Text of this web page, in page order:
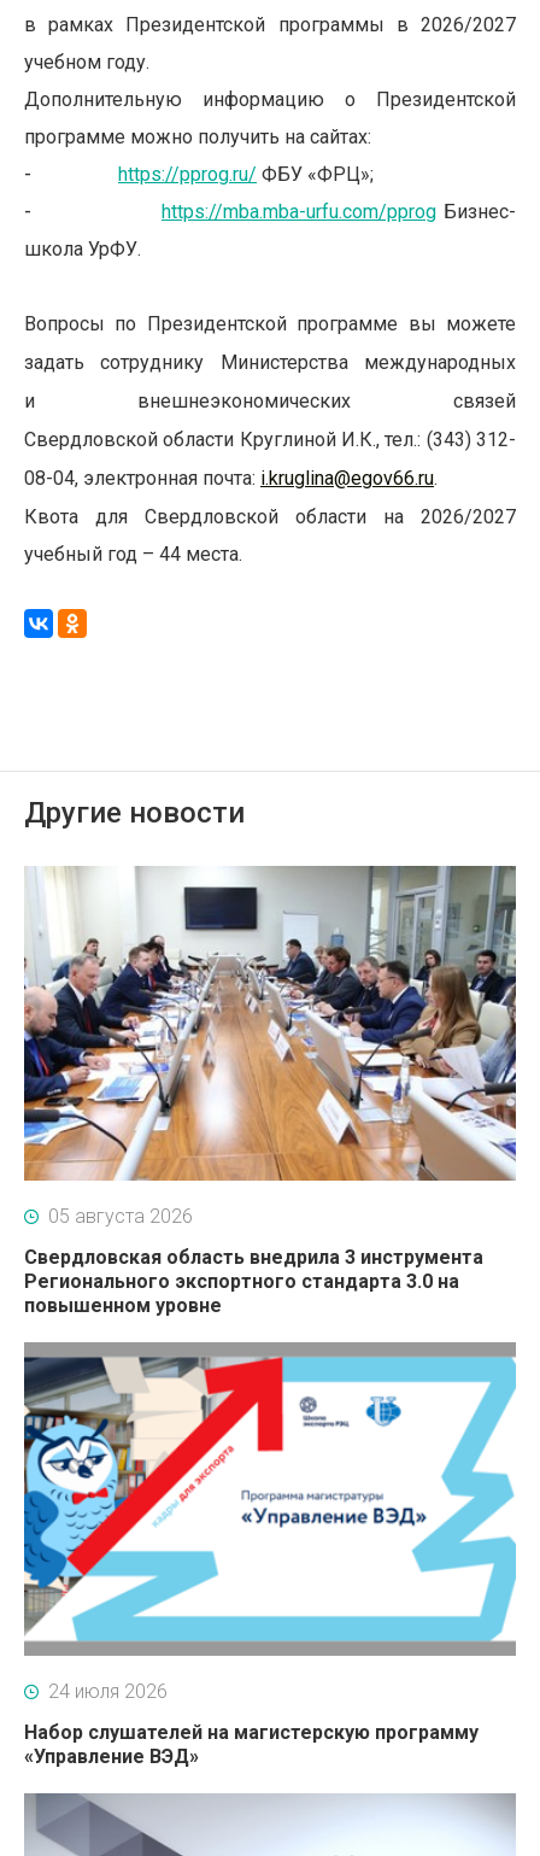
в рамках Президентской программы в 2026/2027
учебном году.
Дополнительную информацию о Президентской
программе можно получить на сайтах:
- https://pprog.ru/ ФБУ «ФРЦ»;
- https://mba.mba-urfu.com/pprog Бизнес-
школа УрФУ.
Вопросы по Президентской программе вы можете
задать сотруднику Министерства международных
и внешнеэкономических связей
Свердловской области Круглиной И.К., тел.: (343) 312-
08-04, электронная почта: i.kruglina@egov66.ru.
Квота для Свердловской области на 2026/2027
учебный год – 44 места.
Другие новости
05 августа 2026
Свердловская область внедрила 3 инструмента
Регионального экспортного стандарта 3.0 на
повышенном уровне
24 июля 2026
Набор слушателей на магистерскую программу
«Управление ВЭД»